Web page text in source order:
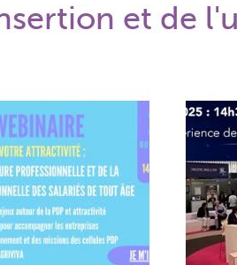
et de